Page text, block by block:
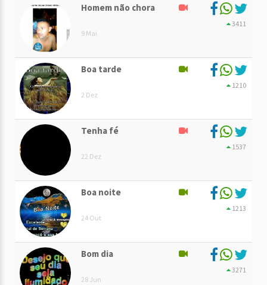
Homem não chora
9 Mai
3411
Boa tarde
2 Dez
1210
Tenha fé
22 Dez
1537
Boa noite
24 Out
1213
Bom dia
28 Jun
3271